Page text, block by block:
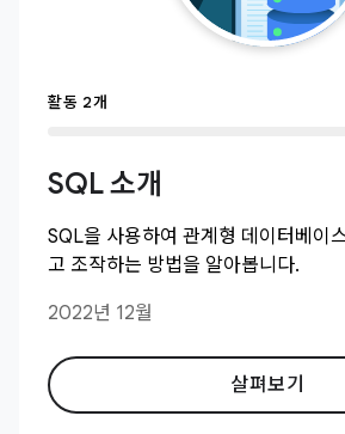
활동 2개
SQL 소개
SQL을 사용하여 관계형 데이터베이
고 조작하는 방법을 알아봅니다.
2022년 12월
살펴보기